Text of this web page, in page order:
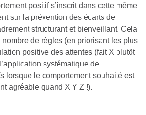
positif s’inscrit dans cette même
sur la prévention des écarts de
structurant et bienveillant. Cela
de règles (en priorisant les plus
positive des attentes (fait X plutôt
systématique de
lorsque le comportement souhaité est
agréable quand X Y Z !).